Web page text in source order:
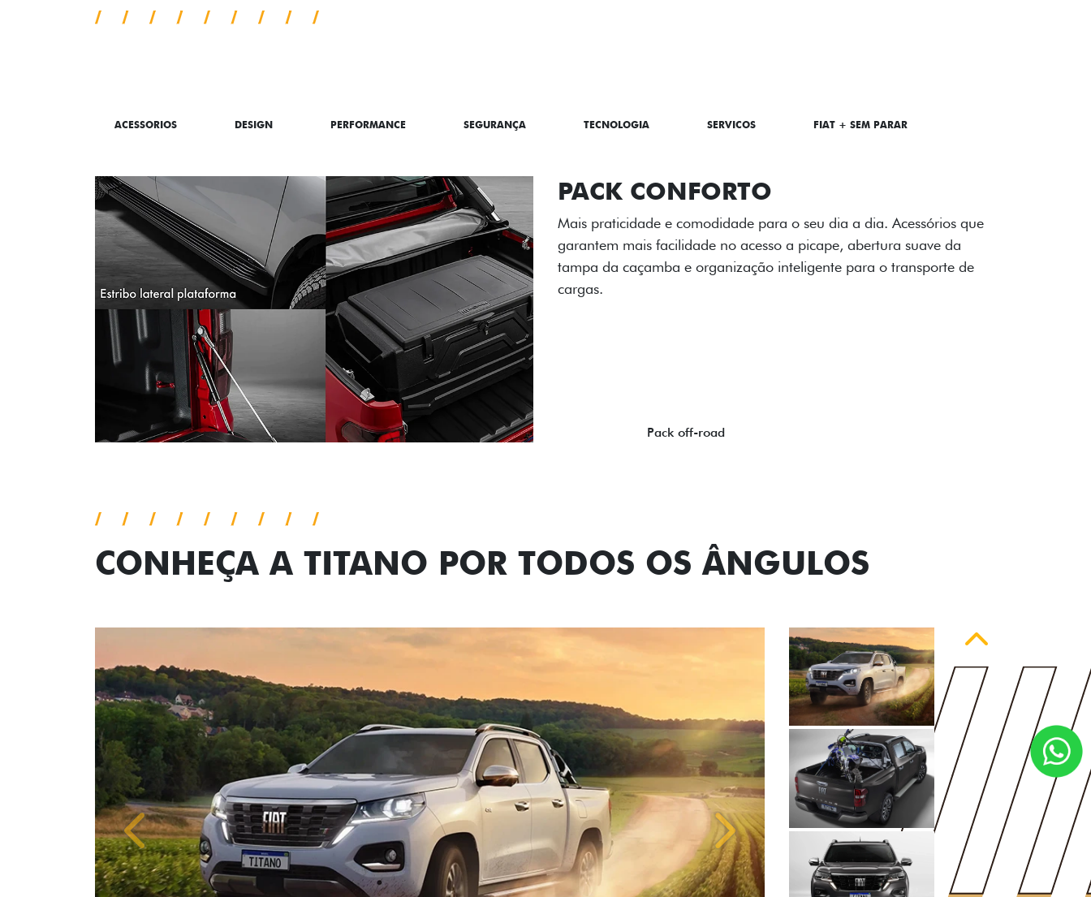
ACESSORIOS DESIGN PERFORMANCE SEGURANÇA TECNOLOGIA SERVICOS FIAT + SEM PARAR
PACK OFF-ROAD
Prepare sua picape para qualquer desafio. O Pack off-road combina
engate de reboque para até 3,5 toneladas, alargadores de para-
lamas e overbumper, oferecendo mais capacidade de reboque,
proteção extra para a carroceria e um visual ainda mais imponente
CONHEÇA A TITANO POR TODOS OS ÂNGULOS
Anterior